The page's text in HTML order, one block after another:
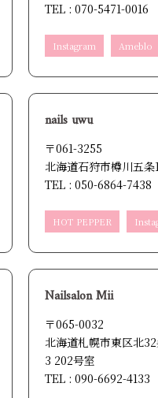
TEL : 070-5471-0016
Instagram Ameblo
nails uwu
〒061-3255
北海道石狩市樽川五条
TEL : 050-6864-7438
HOT PEPPER
Nailsalon Mii
〒065-0032
北海道札幌市東区北
3 202号室
TEL : 090-6692-4133